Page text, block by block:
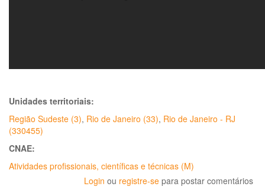
Unidades territoriais:
Região Sudeste (3), Rio de Janeiro (33), Rio de Janeiro - RJ
(330455)
CNAE:
Atividades profissionais, científicas e técnicas (M)
Login ou registre-se para postar comentários